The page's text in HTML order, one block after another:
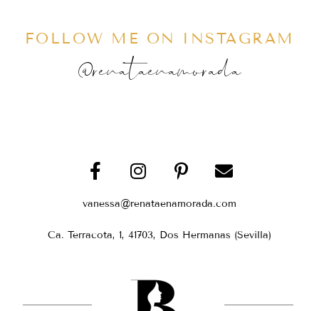
FOLLOW ME ON INSTAGRAM
@renataenamorada
vanessa@renataenamorada.com
Ca. Terracota, 1, 41703, Dos Hermanas (Sevilla)